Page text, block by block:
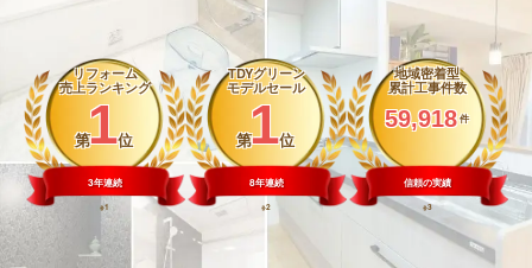
リフォーム
売上ランキング
第1位
※1
3年連続
TDYグリーン
モデルセール
第1位
※2
8年連続
地域密着型
累計工事件数
59,918件
※3
信頼の実績